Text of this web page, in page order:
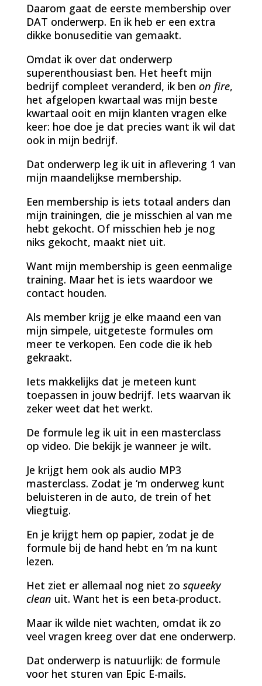
Daarom gaat de eerste membership over
DAT onderwerp. En ik heb er een extra
dikke bonuseditie van gemaakt.
Omdat ik over dat onderwerp
superenthousiast ben. Het heeft mijn
bedrijf compleet veranderd, ik ben on fire,
het afgelopen kwartaal was mijn beste
kwartaal ooit en mijn klanten vragen elke
keer: hoe doe je dat precies want ik wil dat
ook in mijn bedrijf.
Dat onderwerp leg ik uit in aflevering 1 van
mijn maandelijkse membership.
Een membership is iets totaal anders dan
mijn trainingen, die je misschien al van me
hebt gekocht. Of misschien heb je nog
niks gekocht, maakt niet uit.
Want mijn membership is geen eenmalige
training. Maar het is iets waardoor we
contact houden.
Als member krijg je elke maand een van
mijn simpele, uitgeteste formules om
meer te verkopen. Een code die ik heb
gekraakt.
Iets makkelijks dat je meteen kunt
toepassen in jouw bedrijf. Iets waarvan ik
zeker weet dat het werkt.
De formule leg ik uit in een masterclass
op video. Die bekijk je wanneer je wilt.
Je krijgt hem ook als audio MP3
masterclass. Zodat je ‘m onderweg kunt
beluisteren in de auto, de trein of het
vliegtuig.
En je krijgt hem op papier, zodat je de
formule bij de hand hebt en ‘m na kunt
lezen.
Het ziet er allemaal nog niet zo squeeky
clean uit. Want het is een beta-product.
Maar ik wilde niet wachten, omdat ik zo
veel vragen kreeg over dat ene onderwerp.
Dat onderwerp is natuurlijk: de formule
voor het sturen van Epic E-mails.